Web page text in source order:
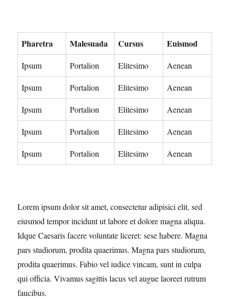
Pharetra Malesuada Cursus Euismod
Ipsum Portalion Elitesimo Aenean
Ipsum Portalion Elitesimo Aenean
Ipsum Portalion Elitesimo Aenean
Ipsum Portalion Elitesimo Aenean
Ipsum Portalion Elitesimo Aenean
Lorem ipsum dolor sit amet, consectetur adipisici elit, sed
eiusmod tempor incidunt ut labore et dolore magna aliqua.
Idque Caesaris facere voluntate liceret: sese habere. Magna
pars studiorum, prodita quaerimus. Magna pars studiorum,
prodita quaerimus. Fabio vel iudice vincam, sunt in culpa
qui officia. Vivamus sagittis lacus vel augue laoreet rutrum
faucibus.